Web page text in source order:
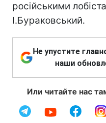
російськими
І.Бураковський.
Не упустите
наши
Или читайте нас